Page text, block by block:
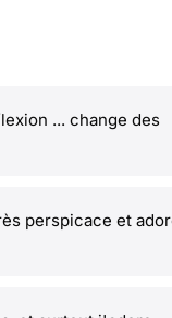
... change des
perspicace et